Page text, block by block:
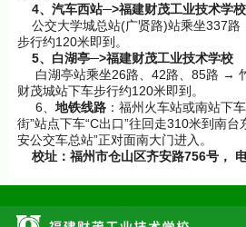
4、汽车西站─>福建财茂工业技术学校
公交大学城总站(广贤路)站乘坐337路
步行约120米即到。
5、白湖亭─>福建财茂工业技术学校
白湖亭站乘坐26路、 42路、 85路 →
财茂城站下车步行约120米即到。
6 地铁线路 ：福州火车站或南站下
街”站点下车“C出口”往回走310米到南台
安公交车总站”正对面南大门进入。
校址：福州市仓山区齐安路756号，